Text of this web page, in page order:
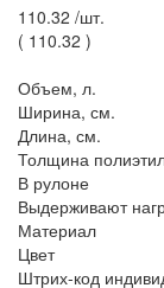
110.32 /шт.
( 110.32 )
Объем, л.
Ширина, см.
Длина, см.
Толщина
В рулоне
Выдерживают
Материал
Цвет
Штрих-код